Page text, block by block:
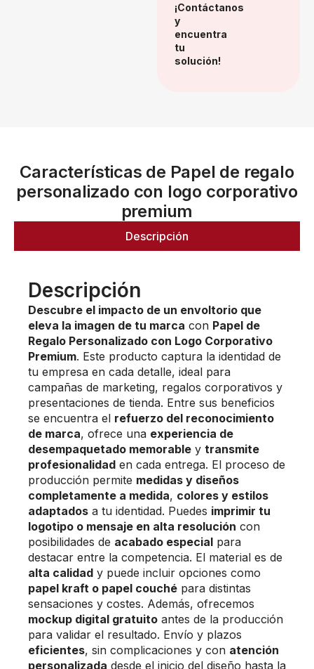
¡Contáctanos
y
encuentra
tu
solución!
Características de Papel de regalo
personalizado con logo corporativo
premium
Descripción
Descripción
Descubre el impacto de un envoltorio que
eleva la imagen de tu marca con Papel de
Regalo Personalizado con Logo Corporativo
Premium. Este producto captura la identidad de
tu empresa en cada detalle, ideal para
campañas de marketing, regalos corporativos y
presentaciones de tienda. Entre sus beneficios
se encuentra el refuerzo del reconocimiento
de marca, ofrece una experiencia de
desempaquetado memorable y transmite
profesionalidad en cada entrega. El proceso de
producción permite medidas y diseños
completamente a medida, colores y estilos
adaptados a tu identidad. Puedes imprimir tu
logotipo o mensaje en alta resolución con
posibilidades de acabado especial para
destacar entre la competencia. El material es de
alta calidad y puede incluir opciones como
papel kraft o papel couché para distintas
sensaciones y costes. Además, ofrecemos
mockup digital gratuito antes de la producción
para validar el resultado. Envío y plazos
eficientes, sin complicaciones y con atención
personalizada desde el inicio del diseño hasta la